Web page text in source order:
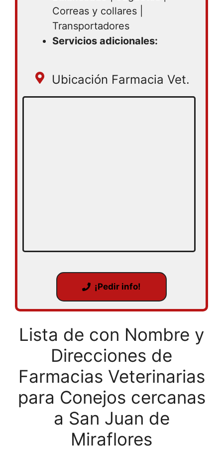
Correas y collares |
Transportadores
Servicios adicionales:
Ubicación Farmacia Vet.
¡Pedir info!
Lista de con Nombre y
Direcciones de
Farmacias Veterinarias
para Conejos cercanas
a San Juan de
Miraflores